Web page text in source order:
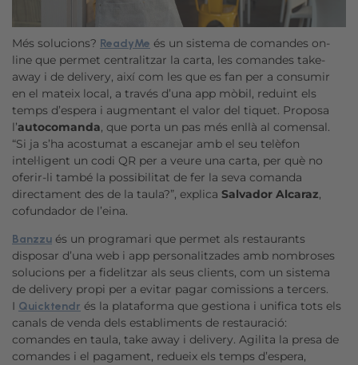
Més solucions? ReadyMe és un sistema de comandes on-
line que permet centralitzar la carta, les comandes take-
away i de delivery, així com les que es fan per a consumir
en el mateix local, a través d’una app mòbil, reduint els
temps d’espera i augmentant el valor del tiquet. Proposa
l’autocomanda, que porta un pas més enllà al comensal.
“Si ja s’ha acostumat a escanejar amb el seu telèfon
intel·ligent un codi QR per a veure una carta, per què no
oferir-li també la possibilitat de fer la seva comanda
directament des de la taula?”, explica Salvador Alcaraz,
cofundador de l’eina.
Banzzu és un programari que permet als restaurants
disposar d’una web i app personalitzades amb nombroses
solucions per a fidelitzar als seus clients, com un sistema
de delivery propi per a evitar pagar comissions a tercers.
I Quicktendr és la plataforma que gestiona i unifica tots els
canals de venda dels establiments de restauració:
comandes en taula, take away i delivery. Agilita la presa de
comandes i el pagament, redueix els temps d’espera,